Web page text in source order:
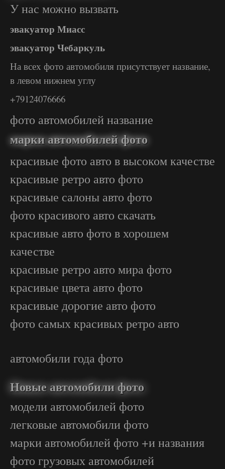
У нас можно вызвать
эвакуатор Миасс
эвакуатор Чебаркуль
На всех фото автомобиля присутствует название,
в левом нижнем углу
+79124076666
фото автомобилей название
марки автомобилей фото
красивые фото авто в высоком качестве
красивые ретро авто фото
красивые салоны авто фото
фото красивого авто скачать
красивые авто фото в хорошем
качестве
красивые ретро авто мира фото
красивые цвета авто фото
красивые дорогие авто фото
фото самых красивых ретро авто
автомобили года фото
Новые автомобили фото
модели автомобилей фото
легковые автомобили фото
марки автомобилей фото +и названия
фото грузовых автомобилей